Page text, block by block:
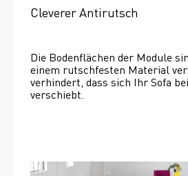
Cleverer Antirutsch
Die Bodenflächen der Module
einem rutschfesten Material
verhindert, dass sich Ihr Sofa
verschiebt.